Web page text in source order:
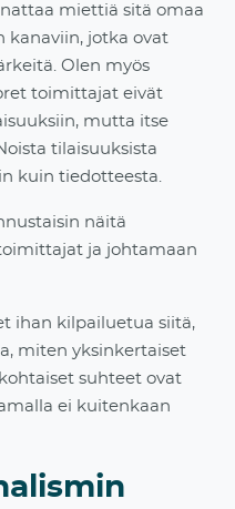
miettiä sitä omaa
kanaviin, jotka ovat
Olen myös
toimittajat eivät
mutta itse
tilaisuuksista
kuin tiedotteesta.
näitä
ja johtamaan
ihan kilpailuetua siitä,
miten yksinkertaiset
suhteet ovat
ei kuitenkaan